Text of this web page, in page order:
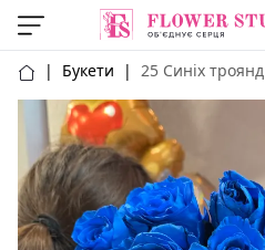
| Букети | 25 Синіх троянд